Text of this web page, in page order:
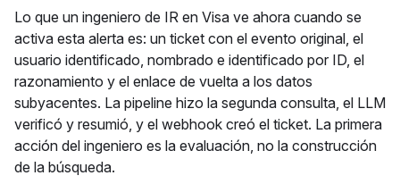
Lo que un ingeniero de IR en Visa ve ahora cuando se
activa esta alerta es: un ticket con el evento original, el
usuario identificado, nombrado e identificado por ID, el
razonamiento y el enlace de vuelta a los datos
subyacentes. La pipeline hizo la segunda consulta, el LLM
verificó y resumió, y el webhook creó el ticket. La primera
acción del ingeniero es la evaluación, no la construcción
de la búsqueda.